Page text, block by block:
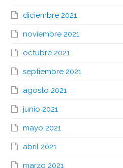
diciembre 2021
noviembre 2021
octubre 2021
septiembre 2021
agosto 2021
junio 2021
mayo 2021
abril 2021
marzo 2021